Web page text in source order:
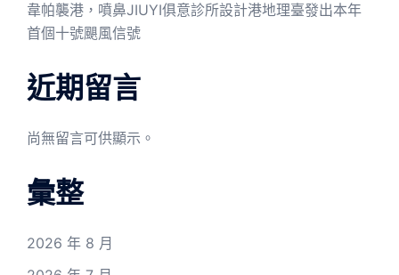
韋帕襲港，噴鼻JIUYI俱意診所設計港地理臺發出本年
首個十號颶風信號
近期留言
尚無留言可供顯示。
彙整
2026 年 8 月